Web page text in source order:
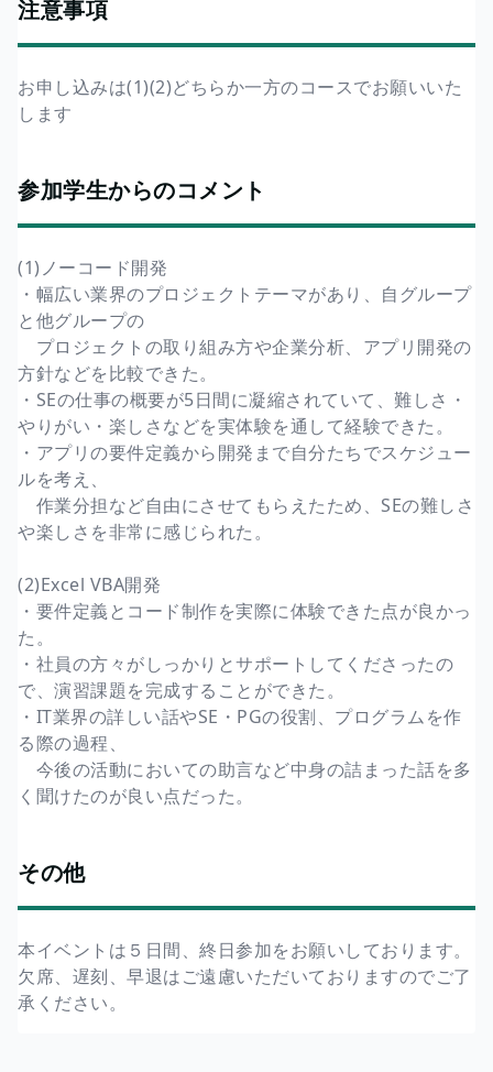
注意事項
お申し込みは(1)(2)どちらか一方のコースでお願いいた
します
参加学生からのコメント
(1)ノーコード開発
・幅広い業界のプロジェクトテーマがあり、自グループ
と他グループの
プロジェクトの取り組み方や企業分析、アプリ開発の
方針などを比較できた。
・SEの仕事の概要が5日間に凝縮されていて、難しさ・
やりがい・楽しさなどを実体験を通して経験できた。
・アプリの要件定義から開発まで自分たちでスケジュー
ルを考え、
作業分担など自由にさせてもらえたため、SEの難しさ
や楽しさを非常に感じられた。
(2)Excel VBA開発
・要件定義とコード制作を実際に体験できた点が良かっ
た。
・社員の方々がしっかりとサポートしてくださったの
で、演習課題を完成することができた。
・IT業界の詳しい話やSE・PGの役割、プログラムを作
る際の過程、
今後の活動においての助言など中身の詰まった話を多
く聞けたのが良い点だった。
その他
本イベントは５日間、終日参加をお願いしております。
欠席、遅刻、早退はご遠慮いただいておりますのでご了
承ください。